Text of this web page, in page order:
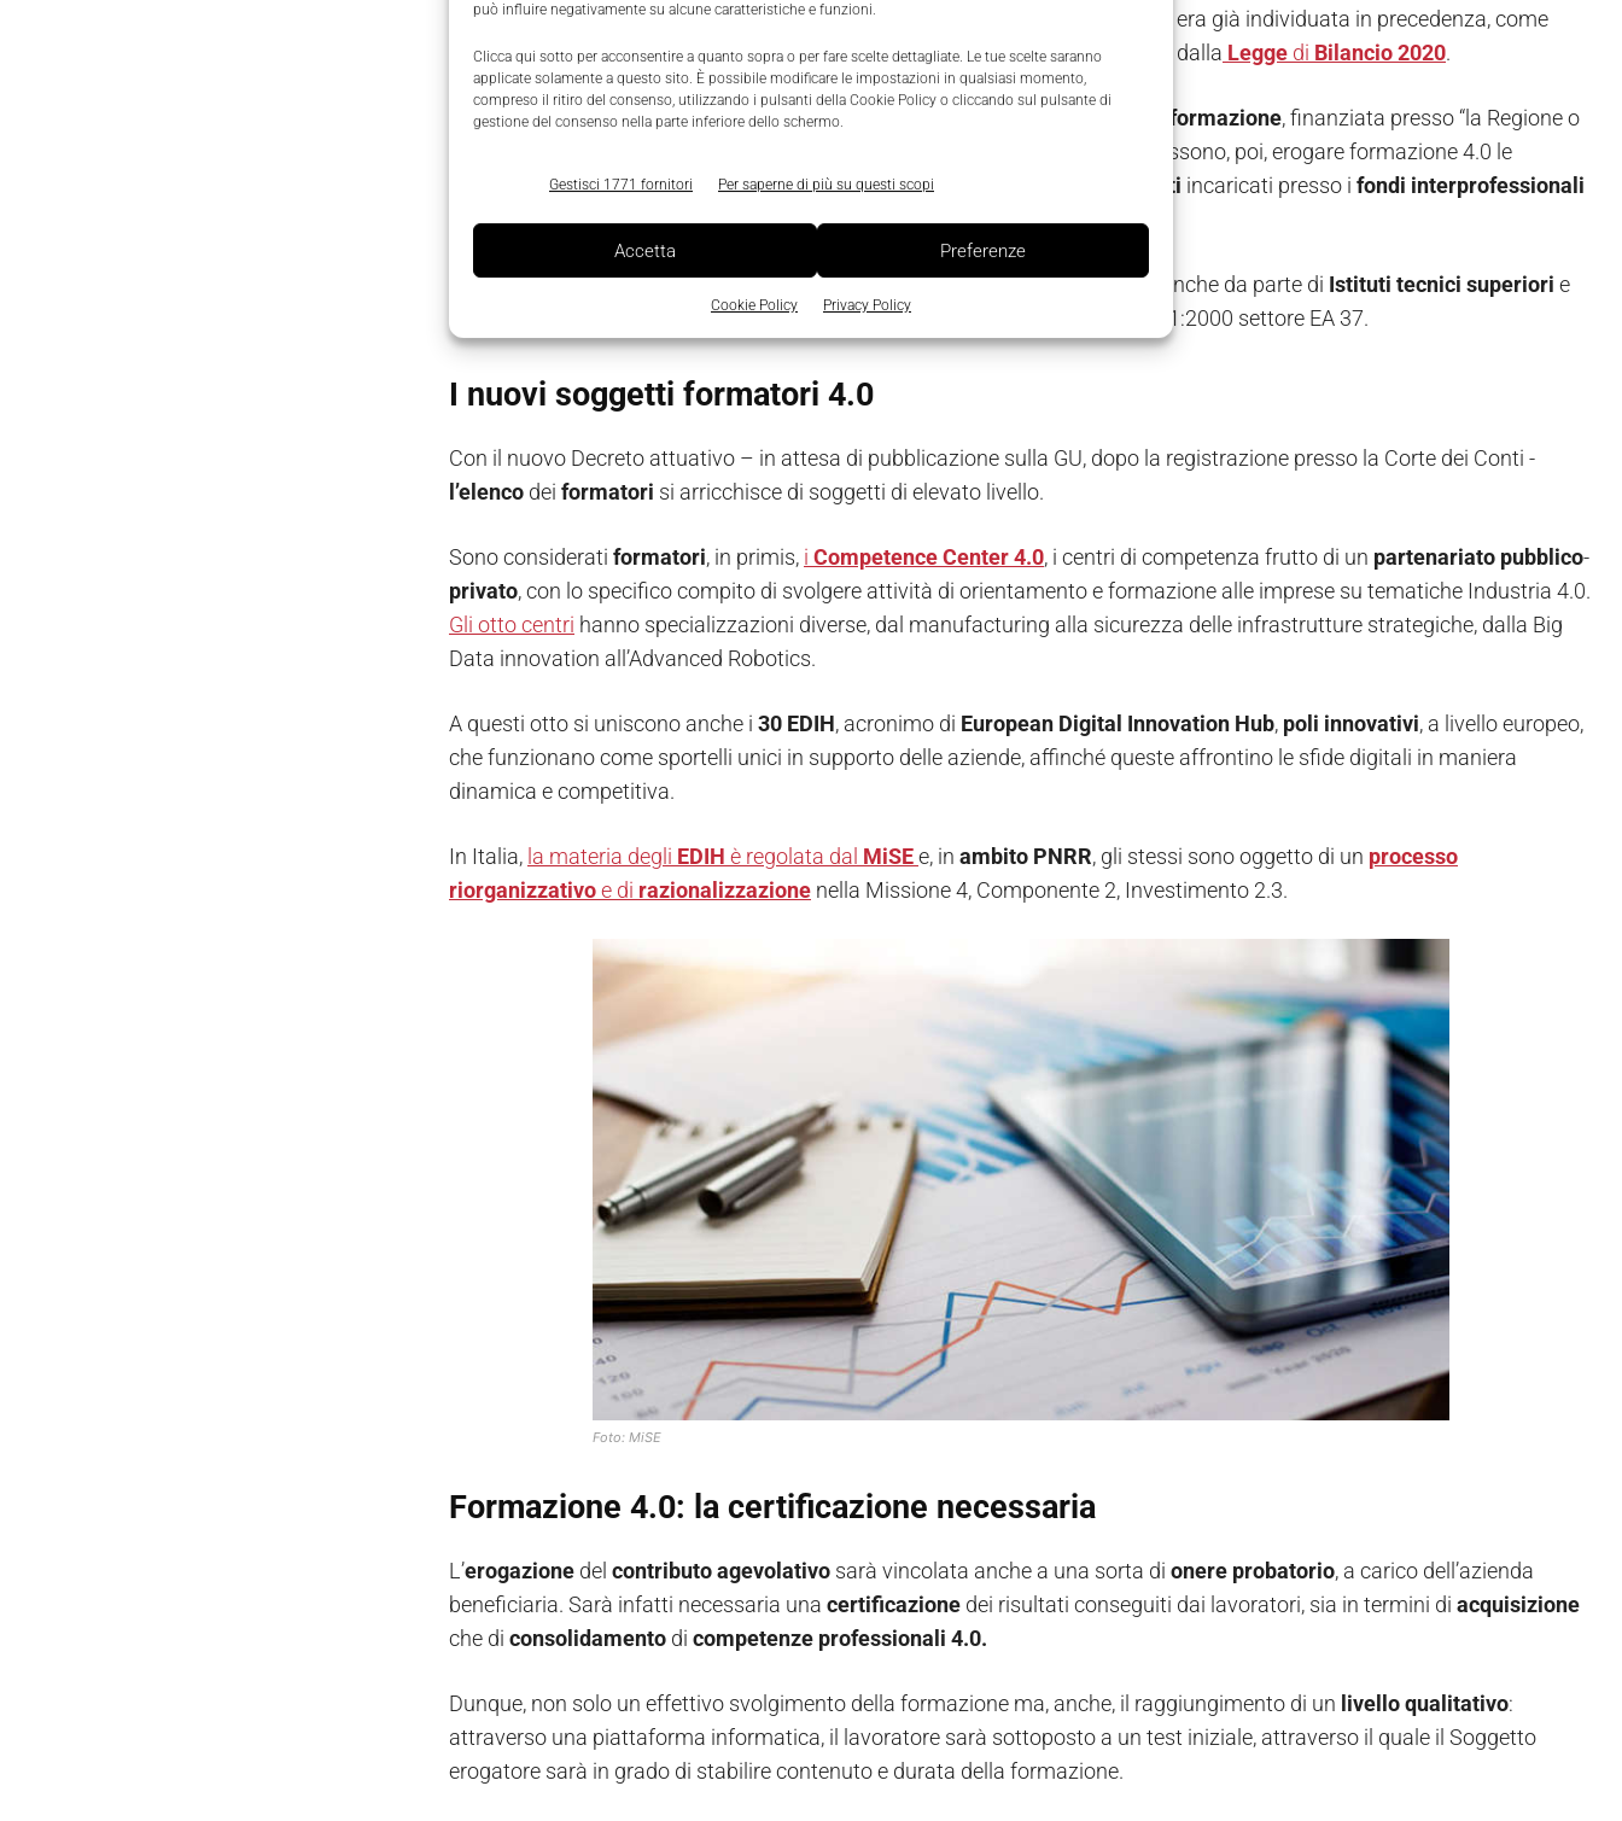
può influire negativamente su alcune caratteristiche e funzioni.
Clicca qui sotto per acconsentire a quanto sopra o per fare scelte dettagliate. Le tue scelte saranno
applicate solamente a questo sito. È possibile modificare le impostazioni in qualsiasi momento,
compreso il ritiro del consenso, utilizzando i pulsanti della Cookie Policy o cliccando sul pulsante di
gestione del consenso nella parte inferiore dello schermo.
Gestisci 1771 fornitori Per saperne di più su questi scopi
Accetta Preferenze
Cookie Policy Privacy Policy
In realtà, nell’ambito Formazione 4.0, unacategoria
era già individuata in precedenza, come
stabilito dalDecretoMinisteriale Creditod’impostaper laFormazione 4.0 e dalla Legge di Bilancio2020.
Si tratta, nel dettaglio disoggettiaccreditati formazione, finanziata presso “la Regione o
Provincia autonoma in cui l’impresa ha la sede legale o la sede operativa”. Possono, poi, erogare formazione 4.0 le
- pubbliche o private, con le proprie strutture connesse - e i soggetti incaricati presso i fondi interprofessionali
(come stabilito dal Regolamento CE 68/01 della Commissione europea).
Infine, sempre secondo la precedente normativa, è ammessa la formazione anche da parte di Istituti tecnici superiori e
che siano in possesso dellacertificazione Uni En ISO 9001:2000 settore EA 37.
I nuovi soggetti formatori 4.0
Con il nuovo Decreto attuativo – in attesa di pubblicazione sulla GU, dopo la registrazione presso la Corte dei Conti -
l’elenco dei formatori si arricchisce di soggetti di elevato livello.
Sono considerati formatori, in primis, i Competence Center 4.0, i centri di competenza frutto di un partenariato pubblico-
privato, con lo specifico compito di svolgere attività di orientamento e formazione alle imprese su tematiche Industria 4.0.
Gli otto centri hanno specializzazioni diverse, dal manufacturing alla sicurezza delle infrastrutture strategiche, dalla Big
Data innovation all’Advanced Robotics.
A questi otto si uniscono anche i 30 EDIH, acronimo di European Digital Innovation Hub, poli innovativi, a livello europeo,
che funzionano come sportelli unici in supporto delle aziende, affinché queste affrontino le sfide digitali in maniera
dinamica e competitiva.
In Italia, la materia degli EDIH è regolata dal MiSEe, in ambito PNRR, gli stessi sono oggetto di un processo
riorganizzativoe di razionalizzazione nella Missione 4, Componente 2, Investimento 2.3.
Foto: MiSE
Formazione 4.0: la certificazione necessaria
L’erogazione del contributo agevolativo sarà vincolata anche a una sorta di onere probatorio, a carico dell’azienda
beneficiaria. Sarà infatti necessaria una certificazione dei risultati conseguiti dai lavoratori, sia in termini di acquisizione
che di consolidamento di competenze professionali 4.0.
Dunque, non solo un effettivo svolgimento della formazione ma, anche, il raggiungimento di un livelloqualitativo:
attraverso una piattaforma informatica, il lavoratore sarà sottoposto a un test iniziale, attraverso il quale il Soggetto
erogatore sarà in grado di stabilire contenuto e durata della formazione.